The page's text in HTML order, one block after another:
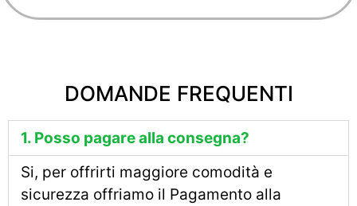
DOMANDE FREQUENTI
1. Posso pagare alla consegna?
Si, per offrirti maggiore comodità e
sicurezza offriamo il Pagamento alla